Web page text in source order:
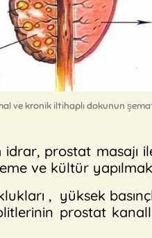
ve kronik iltihaplı dokunun
prostat masajı ile
ve kültür
, yüksek basınçlı
prostat